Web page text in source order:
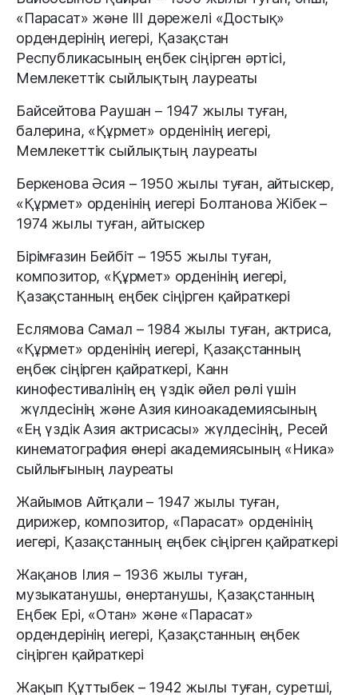
«Парасат» және IІІ дәрежелі «Достық»
ордендерінің иегері, Қазақстан
Республикасының еңбек сіңірген әртісі,
Мемлекеттік сыйлықтың лауреаты
Байсейтова Раушан – 1947 жылы туған,
балерина, «Құрмет» орденінің иегері,
Мемлекеттік сыйлықтың лауреаты
Беркенова Әсия – 1950 жылы туған, айтыскер,
«Құрмет» орденінің иегері Болтанова Жібек –
1974 жылы туған, айтыскер
Бірімғазин Бейбіт – 1955 жылы туған,
композитор, «Құрмет» орденінің иегері,
Қазақстанның еңбек сіңірген қайраткері
Еслямова Самал – 1984 жылы туған, актриса,
«Құрмет» орденінің иегері, Қазақстанның
еңбек сіңірген қайраткері, Канн
кинофестивалінің ең үздік әйел рөлі үшін
жүлдесінің және Азия киноакадемиясының
«Ең үздік Азия актрисасы» жүлдесінің, Ресей
кинематография өнері академиясының «Ника»
сыйлығының лауреаты
Жайымов Айтқали – 1947 жылы туған,
дирижер, композитор, «Парасат» орденінің
иегері, Қазақстанның еңбек сіңірген қайраткері
Жақанов Ілия – 1936 жылы туған,
музыкатанушы, өнертанушы, Қазақстанның
Еңбек Ері, «Отан» және «Парасат»
ордендерінің иегері, Қазақстанның еңбек
сіңірген қайраткері
Жақып Құттыбек – 1942 жылы туған, суретші,